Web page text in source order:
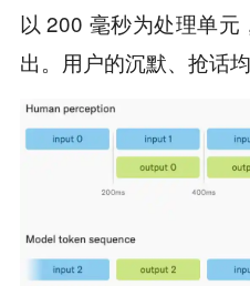
以 200 毫秒为处理单
出。用户的沉默、抢话